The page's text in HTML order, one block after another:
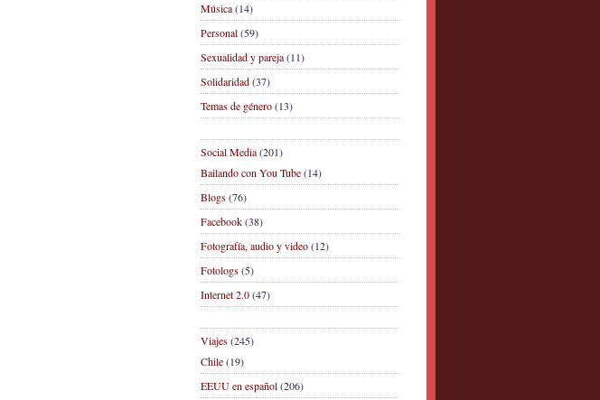
Música(14)
Personal(59)
Sexualidad y pareja(11)
Solidaridad(37)
Temas de género(13)
Social Media(201)
Bailando con You Tube(14)
Blogs(76)
Facebook(38)
Fotografía, audio y video(12)
Fotologs(5)
Internet 2.0(47)
Viajes(245)
Chile(19)
EEUU en español(206)